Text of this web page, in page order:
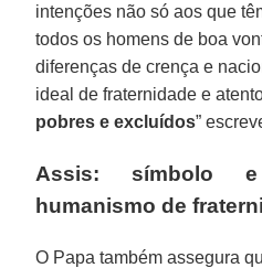
intenções não só aos que
todos os homens de boa
diferenças de crença e
ideal de fraternidade e
pobres e excluídos”
Assis: símbolo
humanismo de
O Papa também assegura